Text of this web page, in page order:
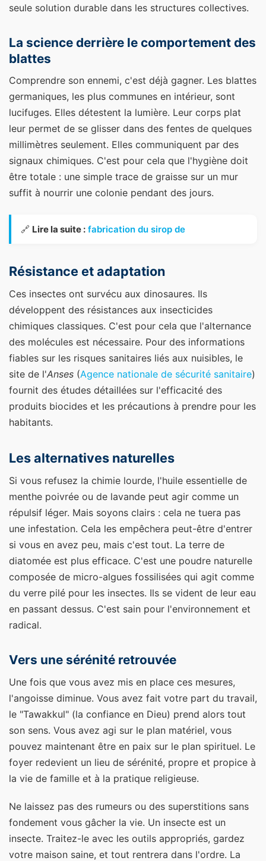
seule solution durable dans les structures collectives.
La science derrière le comportement des
blattes
Comprendre son ennemi, c'est déjà gagner. Les blattes
germaniques, les plus communes en intérieur, sont
lucifuges. Elles détestent la lumière. Leur corps plat
leur permet de se glisser dans des fentes de quelques
millimètres seulement. Elles communiquent par des
signaux chimiques. C'est pour cela que l'hygiène doit
être totale : une simple trace de graisse sur un mur
suffit à nourrir une colonie pendant des jours.
🔗 Lire la suite : fabrication du sirop de
Résistance et adaptation
Ces insectes ont survécu aux dinosaures. Ils
développent des résistances aux insecticides
chimiques classiques. C'est pour cela que l'alternance
des molécules est nécessaire. Pour des informations
fiables sur les risques sanitaires liés aux nuisibles, le
site de l'Anses (Agence nationale de sécurité sanitaire)
fournit des études détaillées sur l'efficacité des
produits biocides et les précautions à prendre pour les
habitants.
Les alternatives naturelles
Si vous refusez la chimie lourde, l'huile essentielle de
menthe poivrée ou de lavande peut agir comme un
répulsif léger. Mais soyons clairs : cela ne tuera pas
une infestation. Cela les empêchera peut-être d'entrer
si vous en avez peu, mais c'est tout. La terre de
diatomée est plus efficace. C'est une poudre naturelle
composée de micro-algues fossilisées qui agit comme
du verre pilé pour les insectes. Ils se vident de leur eau
en passant dessus. C'est sain pour l'environnement et
radical.
Vers une sérénité retrouvée
Une fois que vous avez mis en place ces mesures,
l'angoisse diminue. Vous avez fait votre part du travail,
le "Tawakkul" (la confiance en Dieu) prend alors tout
son sens. Vous avez agi sur le plan matériel, vous
pouvez maintenant être en paix sur le plan spirituel. Le
foyer redevient un lieu de sérénité, propre et propice à
la vie de famille et à la pratique religieuse.
Ne laissez pas des rumeurs ou des superstitions sans
fondement vous gâcher la vie. Un insecte est un
insecte. Traitez-le avec les outils appropriés, gardez
votre maison saine, et tout rentrera dans l'ordre. La